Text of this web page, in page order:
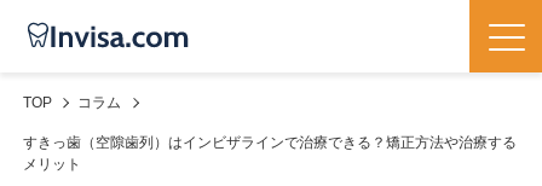
TOP コラム
すきっ歯（空隙歯列）はインビザラインで治療できる？矯正方法や治療する
メリット